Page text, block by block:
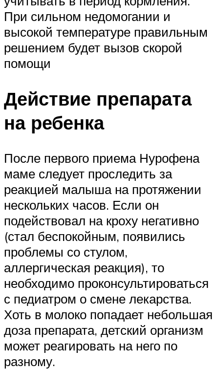
При сильном недомогании и
высокой температуре правильным
решением будет вызов скорой
помощи
Действие препарата
на ребенка
После первого приема Нурофена
маме следует проследить за
реакцией малыша на протяжении
нескольких часов. Если он
подействовал на кроху негативно
(стал беспокойным, появились
проблемы со стулом,
аллергическая реакция), то
необходимо проконсультироваться
с педиатром о смене лекарства.
Хоть в молоко попадает небольшая
доза препарата, детский организм
может реагировать на него по
разному.